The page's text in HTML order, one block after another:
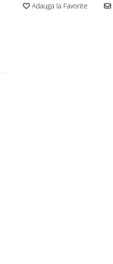
Adauga la Favorite